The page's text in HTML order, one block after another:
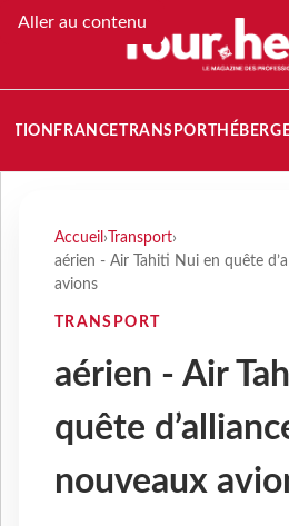
Aller au contenu
FRANCETRANSPORT
Accueil › Transport›
aérien - Air Tahiti Nui en quête
avions
TRANSPORT
aérien - Air
quête
nouveaux